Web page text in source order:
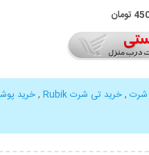
شرت ,خرید تی شرت Rubik ,خرید